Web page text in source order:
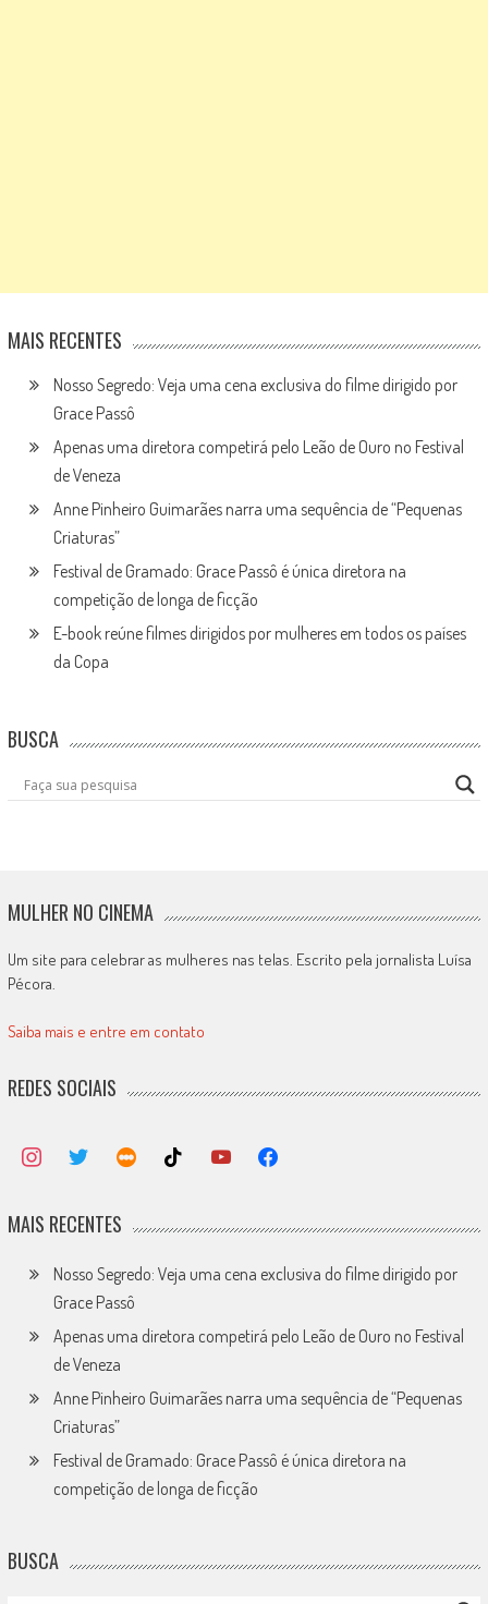
MAIS RECENTES
Nosso Segredo: Veja uma cena exclusiva do filme dirigido por
Grace Passô
Apenas uma diretora competirá pelo Leão de Ouro no Festival
de Veneza
Anne Pinheiro Guimarães narra uma sequência de “Pequenas
Criaturas”
Festival de Gramado: Grace Passô é única diretora na
competição de longa de ficção
E-book reúne filmes dirigidos por mulheres em todos os países
da Copa
BUSCA
MULHER NO CINEMA
Um site para celebrar as mulheres nas telas. Escrito pela jornalista Luísa
Pécora.
Saiba mais e entre em contato
REDES SOCIAIS
MAIS RECENTES
Nosso Segredo: Veja uma cena exclusiva do filme dirigido por
Grace Passô
Apenas uma diretora competirá pelo Leão de Ouro no Festival
de Veneza
Anne Pinheiro Guimarães narra uma sequência de “Pequenas
Criaturas”
Festival de Gramado: Grace Passô é única diretora na
competição de longa de ficção
BUSCA